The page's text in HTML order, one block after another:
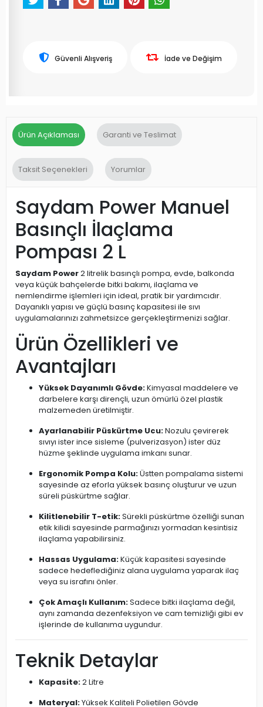
Güvenli Alışveriş İade ve Değişim
Ürün Açıklaması Garanti ve Teslimat
Taksit Seçenekleri Yorumlar
Saydam Power Manuel
Basınçlı İlaçlama
Pompası 2 L
Saydam Power2 litrelik basınçlı pompa, evde, balkonda
veya küçük bahçelerde bitki bakımı, ilaçlama ve
nemlendirme işlemleri için ideal, pratik bir yardımcıdır.
Dayanıklı yapısı ve güçlü basınç kapasitesi ile sıvı
uygulamalarınızı zahmetsizce gerçekleştirmenizi sağlar.
Ürün Özellikleri ve
Avantajları
Yüksek Dayanımlı Gövde:Kimyasal maddelere ve
darbelere karşı dirençli, uzun ömürlü özel plastik
malzemeden üretilmiştir.
Ayarlanabilir Püskürtme Ucu:Nozulu çevirerek
sıvıyı ister ince sisleme (pulverizasyon) ister düz
hüzme şeklinde uygulama imkanı sunar.
Ergonomik Pompa Kolu:Üstten pompalama sistemi
sayesinde az eforla yüksek basınç oluşturur ve uzun
süreli püskürtme sağlar.
Kilitlenebilir T-etik:Sürekli püskürtme özelliği sunan
etik kilidi sayesinde parmağınızı yormadan kesintisiz
ilaçlama yapabilirsiniz.
Hassas Uygulama:Küçük kapasitesi sayesinde
sadece hedeflediğiniz alana uygulama yaparak ilaç
veya su israfını önler.
Çok Amaçlı Kullanım:Sadece bitki ilaçlama değil,
aynı zamanda dezenfeksiyon ve cam temizliği gibi ev
işlerinde de kullanıma uygundur.
Teknik Detaylar
Kapasite:2 Litre
Materyal:Yüksek Kaliteli Polietilen Gövde